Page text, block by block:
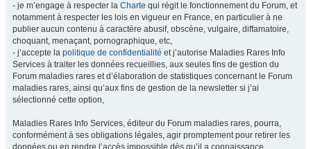
- je m’engage à respecter la Charte qui régit le fonctionnement du Forum, et
notamment à respecter les lois en vigueur en France, en particulier à ne
publier aucun contenu à caractère abusif, obscène, vulgaire, diffamatoire,
choquant, menaçant, pornographique, etc,
- j’accepte la politique de confidentialité et j’autorise Maladies Rares Info
Services à traiter les données recueillies, aux seules fins de gestion du
Forum maladies rares et d’élaboration de statistiques concernant le Forum
maladies rares, ainsi qu’aux fins de gestion de la newsletter si j’ai
sélectionné cette option,
Maladies Rares Info Services, éditeur du Forum maladies rares, pourra,
conformément à ses obligations légales, agir promptement pour retirer les
données ou en rendre l’accès impossible dès qu’il a connaissance,